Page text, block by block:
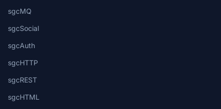
sgcMQ
sgcSocial
sgcAuth
sgcHTTP
sgcREST
sgcHTML